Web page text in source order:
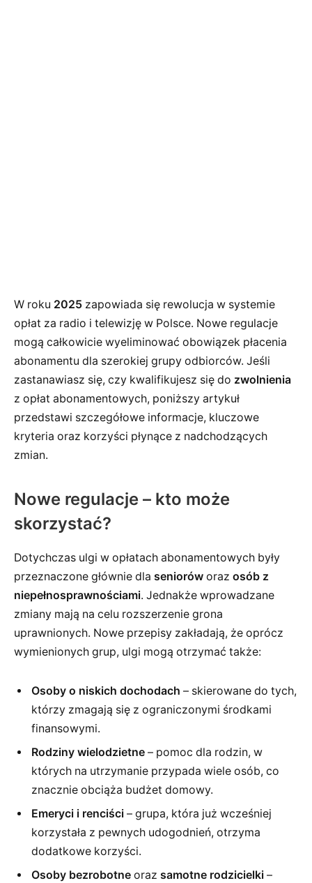
W roku 2025 zapowiada się rewolucja w systemie
opłat za radio i telewizję w Polsce. Nowe regulacje
mogą całkowicie wyeliminować obowiązek płacenia
abonamentu dla szerokiej grupy odbiorców. Jeśli
zastanawiasz się, czy kwalifikujesz się do zwolnienia
z opłat abonamentowych, poniższy artykuł
przedstawi szczegółowe informacje, kluczowe
kryteria oraz korzyści płynące z nadchodzących
zmian.
Nowe regulacje – kto może
skorzystać?
Dotychczas ulgi w opłatach abonamentowych były
przeznaczone głównie dla seniorów oraz osób z
niepełnosprawnościami. Jednakże wprowadzane
zmiany mają na celu rozszerzenie grona
uprawnionych. Nowe przepisy zakładają, że oprócz
wymienionych grup, ulgi mogą otrzymać także:
Osoby o niskich dochodach – skierowane do tych,
którzy zmagają się z ograniczonymi środkami
finansowymi.
Rodziny wielodzietne – pomoc dla rodzin, w
których na utrzymanie przypada wiele osób, co
znacznie obciąża budżet domowy.
Emeryci i renciści – grupa, która już wcześniej
korzystała z pewnych udogodnień, otrzyma
dodatkowe korzyści.
Osoby bezrobotne oraz samotne rodzicielki –